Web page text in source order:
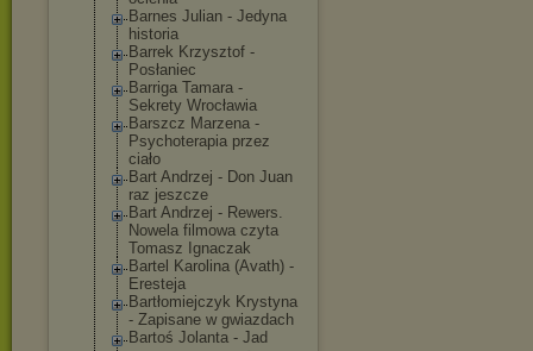
Barnes Julian - Jedyna
historia
Barrek Krzysztof -
Posłaniec
Barriga Tamara -
Sekrety Wrocławia
Barszcz Marzena -
Psychoterapia przez
ciało
Bart Andrzej - Don Juan
raz jeszcze
Bart Andrzej - Rewers.
Nowela filmowa czyta
Tomasz Ignaczak
Bartel Karolina (Avath) -
Eresteja
Bartłomiejczyk Krystyna
- Zapisane w gwiazdach
Bartoś Jolanta - Jad